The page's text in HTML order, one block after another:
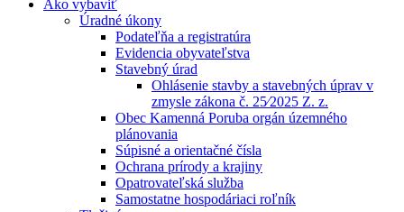
Ako vybaviť
Úradné úkony
Podateľňa a registratúra
Evidencia obyvateľstva
Stavebný úrad
Ohlásenie stavby a stavebných úprav v
zmysle zákona č. 25⁄2025 Z. z.
Obec Kamenná Poruba orgán územného
plánovania
Súpisné a orientačné čísla
Ochrana prírody a krajiny
Opatrovateľská služba
Samostatne hospodáriaci roľník